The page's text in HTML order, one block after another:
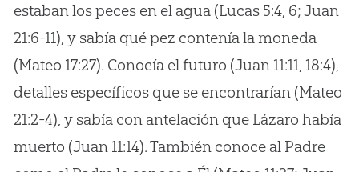
estaban los peces en el agua (Lucas 5:4, 6; Juan
21:6-11), y sabía qué pez contenía la moneda
(Mateo 17:27). Conocía el futuro (Juan 11:11, 18:4),
detalles específicos que se encontrarían (Mateo
21:2-4), y sabía con antelación que Lázaro había
muerto (Juan 11:14). También conoce al Padre